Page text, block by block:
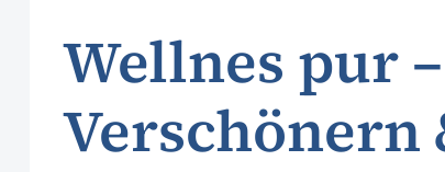
Wellnes pur
Verschönern